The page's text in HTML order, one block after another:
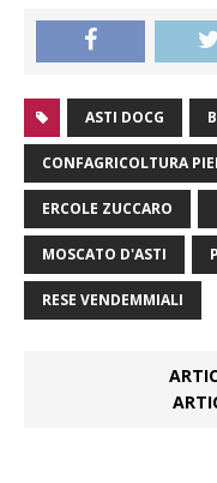
ASTI DOCG
CONFAGRICOLTURA
ERCOLE ZUCCARO
MOSCATO D'ASTI
RESE VENDEMMIALI